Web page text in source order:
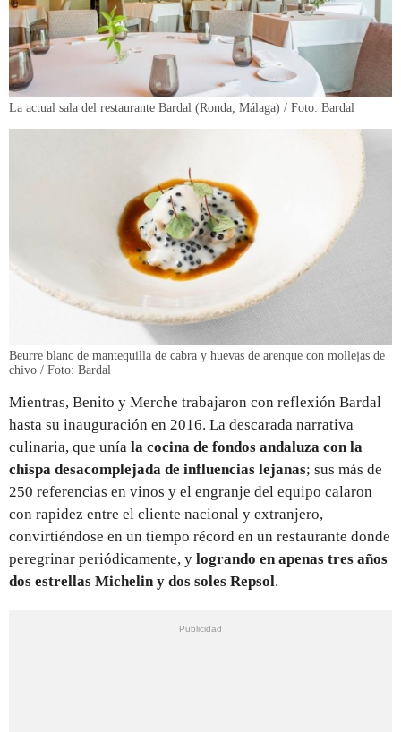
La actual sala del restaurante Bardal (Ronda, Málaga) / Foto: Bardal
Beurre blanc de mantequilla de cabra y huevas de arenque con mollejas de
chivo / Foto: Bardal
Mientras, Benito y Merche trabajaron con reflexión Bardal
hasta su inauguración en 2016. La descarada narrativa
culinaria, que unía la cocina de fondos andaluza con la
chispa desacomplejada de influencias lejanas; sus más de
250 referencias en vinos y el engranje del equipo calaron
con rapidez entre el cliente nacional y extranjero,
convirtiéndose en un tiempo récord en un restaurante donde
peregrinar periódicamente, y logrando en apenas tres años
dos estrellas Michelin y dos soles Repsol.